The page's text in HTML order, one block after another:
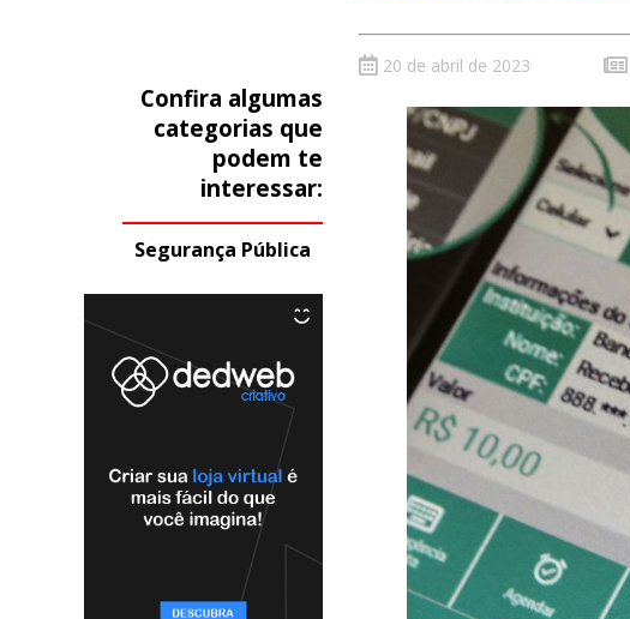
Confira algumas
categorias que
podem te
interessar:
Segurança Pública
20 de abril de 2023